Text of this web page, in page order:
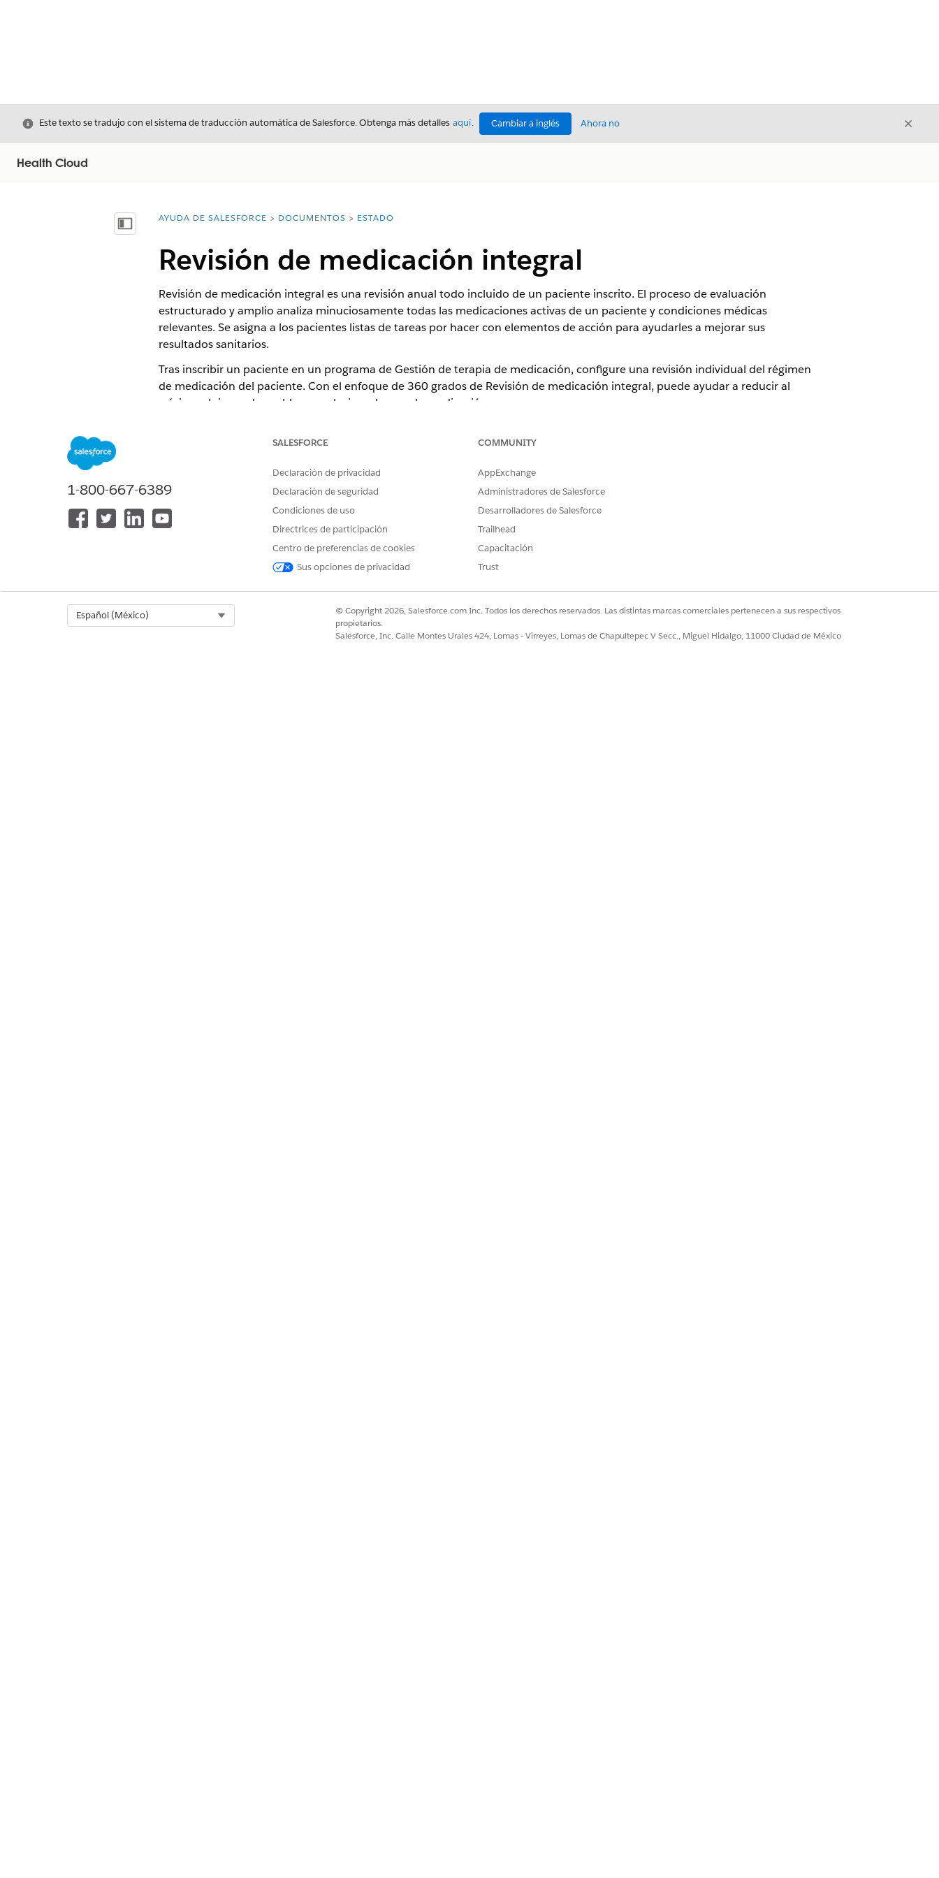
Cerrar
Este texto se tradujo con el sistema de traducción automática de Salesforce. Obtenga más detalles aquí. Cambiar a inglés Ahora no Cerrar
Health Cloud
Mostrar índice de materias
Usted está aquí:
AYUDA DE SALESFORCE DOCUMENTOS ESTADO
Revisión de medicación integral
Revisión de medicación integral es una revisión anual todo incluido de un paciente inscrito. El proceso de evaluación
estructurado y amplio analiza minuciosamente todas las medicaciones activas de un paciente y condiciones médicas
relevantes. Se asigna a los pacientes listas de tareas por hacer con elementos de acción para ayudarles a mejorar sus
resultados sanitarios.
Tras inscribir un paciente en un programa de Gestión de terapia de medicación, configure una revisión individual del régimen
de medicación del paciente. Con el enfoque de 360 grados de Revisión de medicación integral, puede ayudar a reducir al
mínimo el riesgo de problemas relacionados con la medicación:
Detectar problemas clínicos
Seguimiento de validaciones para garantizar que no se omite ninguna medicación
Compartir el documento de resumen Revisión de medicación integral con el paciente después de la revisión
Reevaluación periódica de la salud del paciente y solución de nuevos problemas
¡Háganos saber cómo podemos mejorar!
1-800-667-6389
SALESFORCE
Declaración de privacidad
Declaración de seguridad
Condiciones de uso
Directrices de participación
Centro de preferencias de cookies
Sus opciones de privacidad
COMMUNITY
AppExchange
Administradores de Salesforce
Desarrolladores de Salesforce
Trailhead
Capacitación
Trust
Español (México)
© Copyright 2026, Salesforce.com Inc. Todos los derechos reservados. Las distintas marcas comerciales pertenecen a sus respectivos
propietarios.
Salesforce, Inc. Calle Montes Urales 424, Lomas - Virreyes, Lomas de Chapultepec V Secc., Miguel Hidalgo, 11000 Ciudad de México